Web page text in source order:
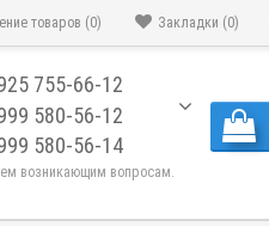
Закладки (0)
товаров (0)
755-66-12
580-56-12
580-56-14
возникающим вопросам.